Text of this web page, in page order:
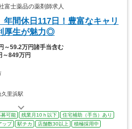
士薬品の薬剤師求人
年間休日117日！豊富なキャリ
厚生が魅力◎
～59.2万円諸手当含む
～849万円
里浜駅
募可能 残業月10ｈ以下
住宅補助（手当）あり
ップ 駅チカ 店舗数30以上
積極採用中